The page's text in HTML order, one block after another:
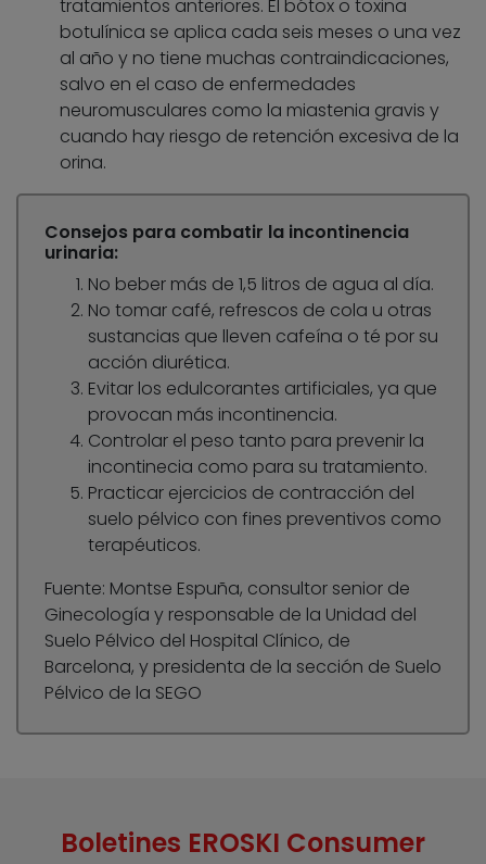
tratamientos anteriores. El bótox o toxina
botulínica se aplica cada seis meses o una vez
al año y no tiene muchas contraindicaciones,
salvo en el caso de enfermedades
neuromusculares como la miastenia gravis y
cuando hay riesgo de retención excesiva de la
orina.
Consejos para combatir la incontinencia
urinaria:
No beber más de 1,5 litros de agua al día.
No tomar café, refrescos de cola u otras
sustancias que lleven cafeína o té por su
acción diurética.
Evitar los edulcorantes artificiales, ya que
provocan más incontinencia.
Controlar el peso tanto para prevenir la
incontinecia como para su tratamiento.
Practicar ejercicios de contracción del
suelo pélvico con fines preventivos como
terapéuticos.
Fuente: Montse Espuña, consultor senior de
Ginecología y responsable de la Unidad del
Suelo Pélvico del Hospital Clínico, de
Barcelona, y presidenta de la sección de Suelo
Pélvico de la SEGO
Boletines EROSKI Consumer